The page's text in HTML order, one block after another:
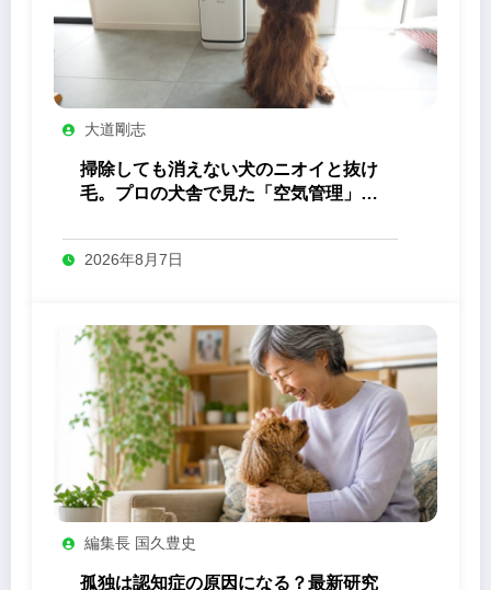
大道剛志
掃除しても消えない犬のニオイと抜け
毛。プロの犬舎で見た「空気管理」の
2026年8月7日
編集長 国久豊史
孤独は認知症の原因になる？最新研究